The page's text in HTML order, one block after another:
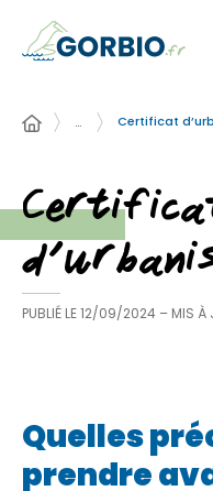
… Certificat
PUBLIÉ LE12/09/2024 – MIS À
Quelles
prendre